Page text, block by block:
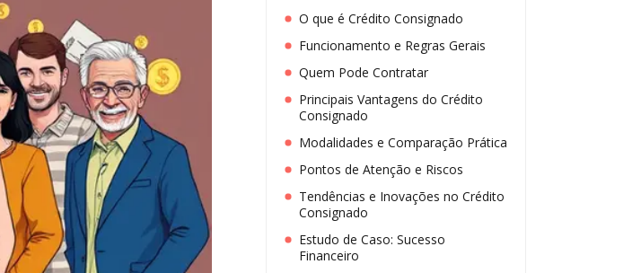
O que é Crédito Consignado
Funcionamento e Regras Gerais
Quem Pode Contratar
Principais Vantagens do Crédito
Consignado
Modalidades e Comparação Prática
Pontos de Atenção e Riscos
Tendências e Inovações no Crédito
Consignado
Estudo de Caso: Sucesso
Financeiro